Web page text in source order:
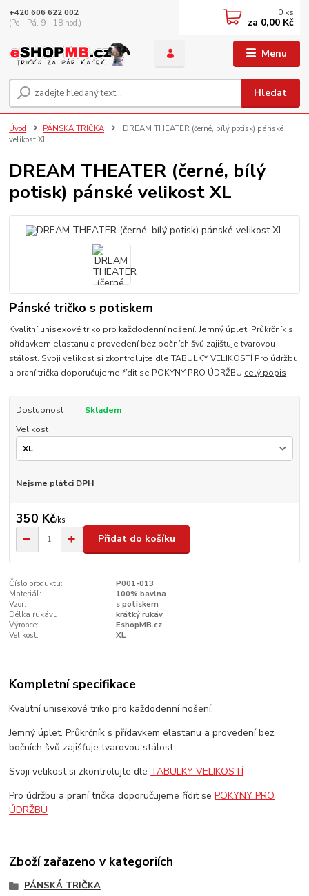
Menu
Hledat
+420 606 622 002
(Po - Pá, 9 - 18 hod.)
0 ks
za 0,00 Kč
Úvod PÁNSKÁ TRIČKA
DREAM THEATER (černé, bílý potisk) pánské
velikost XL
DREAM THEATER (černé, bílý
potisk) pánské velikost XL
Pánské tričko s potiskem
Kvalitní unisexové triko pro každodenní nošení. Jemný úplet. Průkrčník s
přídavkem elastanu a provedení bez bočních švů zajišťuje tvarovou
stálost. Svoji velikost si zkontrolujte dle TABULKY VELIKOSTÍ Pro údržbu
a praní trička doporučujeme řídit se POKYNY PRO ÚDRŽBU celý popis
Dostupnost
Skladem
Velikost
Nejsme plátci DPH
350 Kč/ks
Přidat do košíku
Číslo produktu:
P001-013
Materiál:
100% bavlna
Vzor:
s potiskem
Délka rukávu:
krátký rukáv
Výrobce:
EshopMB.cz
Velikost:
XL
Kompletní specifikace
Kvalitní unisexové triko pro každodenní nošení.
Jemný úplet. Průkrčník s přídavkem elastanu a provedení bez
bočních švů zajišťuje tvarovou stálost.
Svoji velikost si zkontrolujte dle TABULKY VELIKOSTÍ
Pro údržbu a praní trička doporučujeme řídit sePOKYNY PRO
ÚDRŽBU
Zboží zařazeno v kategoriích
PÁNSKÁ TRIČKA